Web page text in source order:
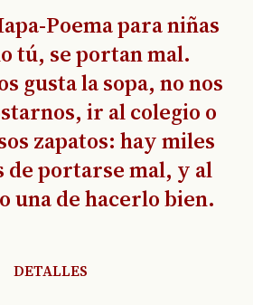
Poema para niñas
tú, se portan mal.
gusta la sopa, no nos
ir al colegio o
zapatos: hay miles
de portarse mal, y al
una de hacerlo bien.
DETALLES